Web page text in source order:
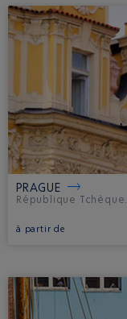
PRAGUE
République Tchèque.
à partir de